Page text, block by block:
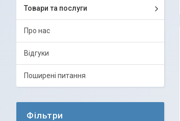
Товари та послуги
Про нас
Відгуки
Поширені питання
Фільтри